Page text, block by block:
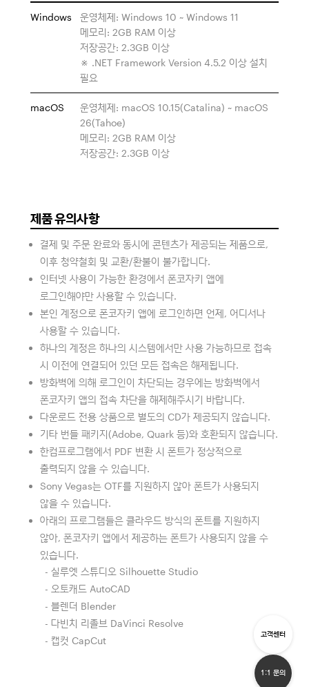
Windows
운영체제: Windows 10 ~ Windows 11
메모리: 2GB RAM 이상
저장공간: 2.3GB 이상
※ .NET Framework Version 4.5.2 이상 설치
필요
macOS
운영체제: macOS 10.15(Catalina) ~ macOS
26(Tahoe)
메모리: 2GB RAM 이상
저장공간: 2.3GB 이상
제품 유의사항
결제 및 주문 완료와 동시에 콘텐츠가 제공되는 제품으로,
이후 청약철회 및 교환/환불이 불가합니다.
인터넷 사용이 가능한 환경에서 폰코자키 앱에
로그인해야만 사용할 수 있습니다.
본인 계정으로 폰코자키 앱에 로그인하면 언제, 어디서나
사용할 수 있습니다.
하나의 계정은 하나의 시스템에서만 사용 가능하므로 접속
시 이전에 연결되어 있던 모든 접속은 해제됩니다.
방화벽에 의해 로그인이 차단되는 경우에는 방화벽에서
폰코자키 앱의 접속 차단을 해제해주시기 바랍니다.
다운로드 전용 상품으로 별도의 CD가 제공되지 않습니다.
기타 번들 패키지(Adobe, Quark 등)와 호환되지 않습니다.
한컴프로그램에서 PDF 변환 시 폰트가 정상적으로
출력되지 않을 수 있습니다.
Sony Vegas는 OTF를 지원하지 않아 폰트가 사용되지
않을 수 있습니다.
아래의 프로그램들은 클라우드 방식의 폰트를 지원하지
않아, 폰코자키 앱에서 제공하는 폰트가 사용되지 않을 수
있습니다.
- 실루엣 스튜디오 Silhouette Studio
- 오토캐드 AutoCAD
- 블렌더 Blender
- 다빈치 리졸브 DaVinci Resolve
- 캡컷 CapCut
고객센터
1:1 문의